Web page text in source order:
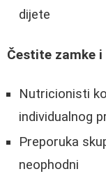
dijete
Čestite zamke i
Nutricionisti
individualnog
Preporuka
neophodni